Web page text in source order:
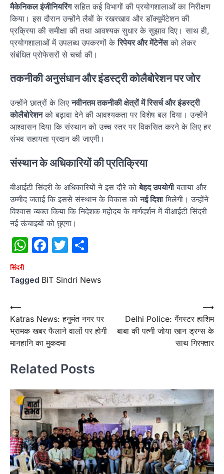
मैकेनिकल इंजीनियरिंगसहित कई विभागों की प्रयोगशालाओं का निरीक्षण
किया। इस दौरान उन्होंने लैबों के रखरखाव और डॉक्यूमेंटेशन की
प्रक्रिया की समीक्षा की तथा आवश्यक सुधार के सुझाव दिए। साथ ही,
प्रयोगशालाओं में उपलब्ध उपकरणों केरिपेयर और मेंटेनेंसको लेकर
संबंधित प्रोफेसरों से चर्चा की।
तकनीकी अनुसंधान और इंडस्ट्री कोलैबोरेशन पर जोर
उन्होंने छात्रों के लिएनवीनतम तकनीकी क्षेत्रों में रिसर्च और इंडस्ट्री
कोलैबोरेशनको बढ़ावा देने की आवश्यकता पर विशेष बल दिया। उन्होंने
आश्वासन दिया कि संस्थान को उच्च स्तर पर विकसित करने के लिए हर
संभव सहायता प्रदान की जाएगी।
संस्थान के अधिकारियों की प्रतिक्रिया
बीआईटी सिंदरी के अधिकारियों ने इस दौरे कोबेहद उपयोगीबताया और
उम्मीद जताई कि इससे संस्थान के विकास कोनई दिशामिलेगी। उन्होंने
विश्वास व्यक्त किया कि निदेशक महोदय के मार्गदर्शन में बीआईटी सिंदरी
नई ऊंचाइयों को छुएगा।
WhatsApp
Facebook
Twitter
सिंदरी
Tagged BIT Sindri News
Post
navigation
⟵
Katras News: हनुमंत नगर पर
भ्रामक खबर फैलाने वालों पर होगी
मानहानि का मुकदमा
Delhi Police: गैंगस्टर हाशिम
बाबा की पत्नी जोया खान ड्रग्स के
साथ गिरफ्तार
⟶
Related Posts